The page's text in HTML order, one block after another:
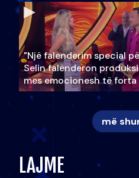
"Një falenderim special
Selin falënderon
mes emocionesh të forta
më
LAJME